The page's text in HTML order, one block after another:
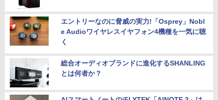
エントリーなのに脅威の実力!「Osprey」Nobl
e Audioワイヤレスイヤフォン4機種を一気に聴
く
総合オーディオブランドに進化するSHANLING
とは何者か？